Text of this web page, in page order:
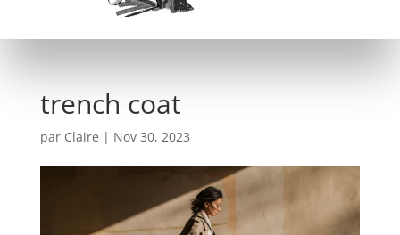
trench coat
par Claire | Nov 30, 2023